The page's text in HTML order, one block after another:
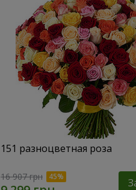
151 разноцветная роза
16 907 грн